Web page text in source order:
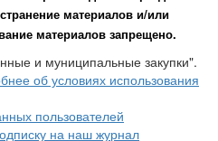
материалов и/или
материалов запрещено.
и муниципальные закупки".
об условиях использования
пользователей
на наш журнал